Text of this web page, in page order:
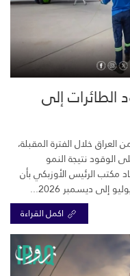
الطائرات إلى
خلال الفترة المقبلة،
الوقود نتيجة النمو
مكتب الرئيس الأوزبكي بأن
ديسمبر 2026...
اكمل القراءة